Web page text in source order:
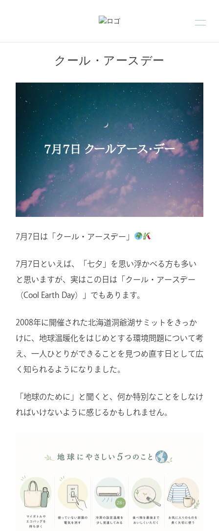
クール・アースデー
7月7日は「クール・アースデー」
7月7日といえば、「七夕」を思い浮かべる方も多い
と思いますが、実はこの日は「クール・アースデー
（Cool Earth Day）」でもあります。
2008年に開催された北海道洞爺湖サミットをきっか
けに、地球温暖化をはじめとする環境問題について考
え、一人ひとりができることを見つめ直す日として広
く知られるようになりました。
「地球のために」と聞くと、何か特別なことをしなけ
ればいけないように感じるかもしれません。